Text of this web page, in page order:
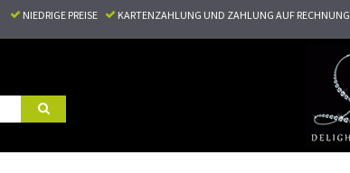
NIEDRIGE PREISE KARTENZAHLUNG UND ZAHLUNG AUF RECHNUNG